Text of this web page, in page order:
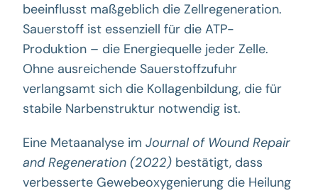
beeinflusst maßgeblich die Zellregeneration.
Sauerstoff ist essenziell für die ATP-
Produktion – die Energiequelle jeder Zelle.
Ohne ausreichende Sauerstoffzufuhr
verlangsamt sich die Kollagenbildung, die für
stabile Narbenstruktur notwendig ist.
Eine Metaanalyse im Journal of Wound Repair
and Regeneration (2022) bestätigt, dass
verbesserte Gewebeoxygenierung die Heilung